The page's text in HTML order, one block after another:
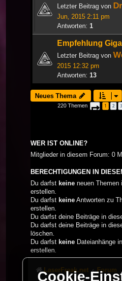
Letzter Beitrag von
Jun, 2015 2:11 pm
Antworten: 1
Empfehlung
Letzter Beitrag von
2015 12:32 pm
Antworten: 13
Neues Thema
220 Themen Seite 1von
1 2 3
WER IST ONLINE?
Mitglieder in diesem Forum: 0
BERECHTIGUNGEN IN
Du darfst keine neuen Themen
erstellen.
Du darfst keine Antworten zu
erstellen.
Du darfst deine Beiträge in
Du darfst deine Beiträge in
löschen.
Du darfst keine Dateianhänge
erstellen.
LaserFreak.net Forum
Cookie-